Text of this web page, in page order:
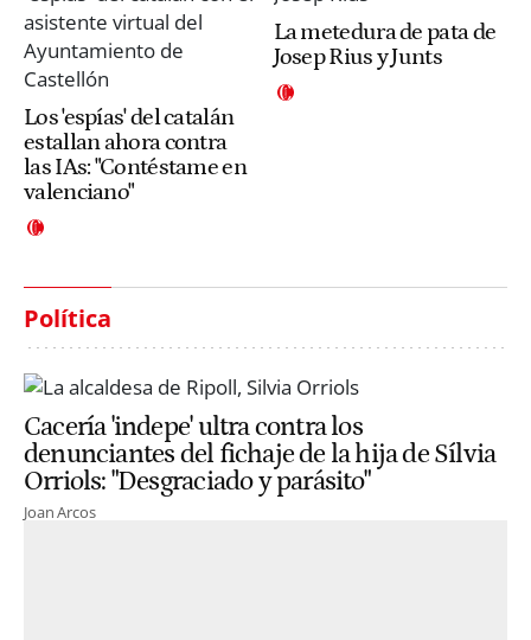
Los 'espías' del catalán
estallan ahora contra
las IAs: "Contéstame en
valenciano"
La metedura de pata de
Josep Rius y Junts
Política
Cacería 'indepe' ultra contra los
denunciantes del fichaje de la hija de Sílvia
Orriols: "Desgraciado y parásito"
Joan Arcos